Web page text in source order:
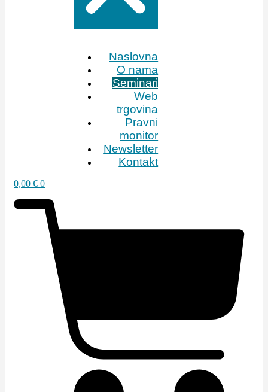
Naslovna
O nama
Seminari
Web
trgovina
Pravni
monitor
Newsletter
Kontakt
0,00 € 0